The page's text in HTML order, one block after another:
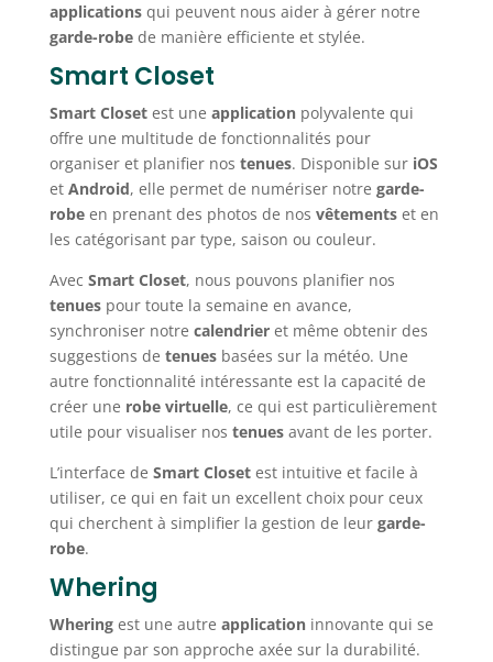
applicationsqui peuvent nous aider à gérer notre
garde-robede manière efficiente et stylée.
Smart Closet
Smart Closetest une applicationpolyvalente qui
offre une multitude de fonctionnalités pour
organiser et planifier nos tenues. Disponible sur iOS
et Android, elle permet de numériser notre garde-
robeen prenant des photos de nos vêtementset en
les catégorisant par type, saison ou couleur.
Avec Smart Closet, nous pouvons planifier nos
tenuespour toute la semaine en avance,
synchroniser notre calendrieret même obtenir des
suggestions de tenuesbasées sur la météo. Une
autre fonctionnalité intéressante est la capacité de
créer une robe virtuelle, ce qui est particulièrement
utile pour visualiser nos tenuesavant de les porter.
L’interface de Smart Closetest intuitive et facile à
utiliser, ce qui en fait un excellent choix pour ceux
qui cherchent à simplifier la gestion de leur garde-
robe.
Whering
Wheringest une autre applicationinnovante qui se
distingue par son approche axée sur la durabilité.